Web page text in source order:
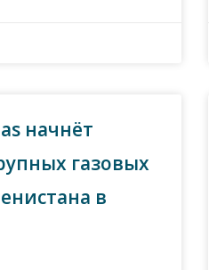
начнёт
газовых
в